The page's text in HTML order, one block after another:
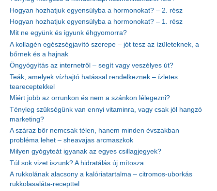
Hogyan hozhatjuk egyensúlyba a hormonokat? – 2. rész
Hogyan hozhatjuk egyensúlyba a hormonokat? – 1. rész
Mit ne együnk és igyunk éhgyomorra?
A kollagén egészségjavító szerepe – jót tesz az ízületeknek, a
bőrnek és a hajnak
Öngyógyítás az internetről – segít vagy veszélyes út?
Teák, amelyek vízhajtó hatással rendelkeznek – ízletes
teareceptekkel
Miért jobb az orrunkon és nem a szánkon lélegezni?
Tényleg szükségünk van ennyi vitaminra, vagy csak jól hangzó
marketing?
A száraz bőr nemcsak télen, hanem minden évszakban
probléma lehet – sheavajas arcmaszkok
Milyen gyógyteát igyanak az egyes csillagjegyek?
Túl sok vizet iszunk? A hidratálás új mítosza
A rukkolának alacsony a kalóriatartalma – citromos-uborkás
rukkolasaláta-recepttel